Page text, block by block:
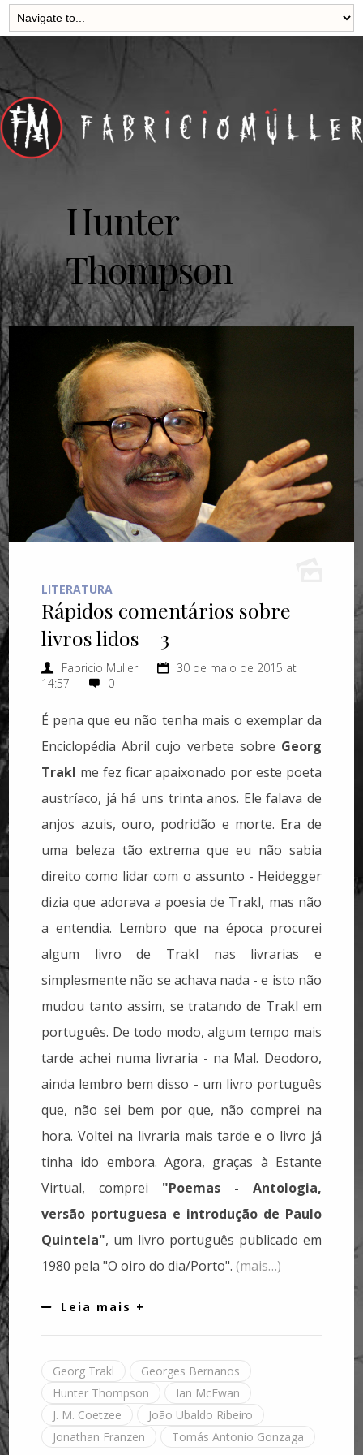
Hunter
Thompson
LITERATURA
Rápidos comentários sobre
livros lidos – 3
Fabricio Muller
30 de maio de 2015 at
14:57
0
É pena que eu não tenha mais o exemplar da
Enciclopédia Abril cujo verbete sobre Georg
Trakl me fez ficar apaixonado por este poeta
austríaco, já há uns trinta anos. Ele falava de
anjos azuis, ouro, podridão e morte. Era de
uma beleza tão extrema que eu não sabia
direito como lidar com o assunto - Heidegger
dizia que adorava a poesia de Trakl, mas não
a entendia. Lembro que na época procurei
algum livro de Trakl nas livrarias e
simplesmente não se achava nada - e isto não
mudou tanto assim, se tratando de Trakl em
português. De todo modo, algum tempo mais
tarde achei numa livraria - na Mal. Deodoro,
ainda lembro bem disso - um livro português
que, não sei bem por que, não comprei na
hora. Voltei na livraria mais tarde e o livro já
tinha ido embora. Agora, graças à Estante
Virtual, comprei "Poemas - Antologia,
versão portuguesa e introdução de Paulo
Quintela", um livro português publicado em
1980 pela "O oiro do dia/Porto".(mais…)
Leia mais +
Georg Trakl
Georges Bernanos
Hunter Thompson
Ian McEwan
J. M. Coetzee
João Ubaldo Ribeiro
Jonathan Franzen
Tomás Antonio Gonzaga